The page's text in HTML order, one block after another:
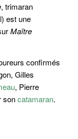
, trimaran
est une
Maître
confirmés
Gilles
, Pierre
soncatamaran.